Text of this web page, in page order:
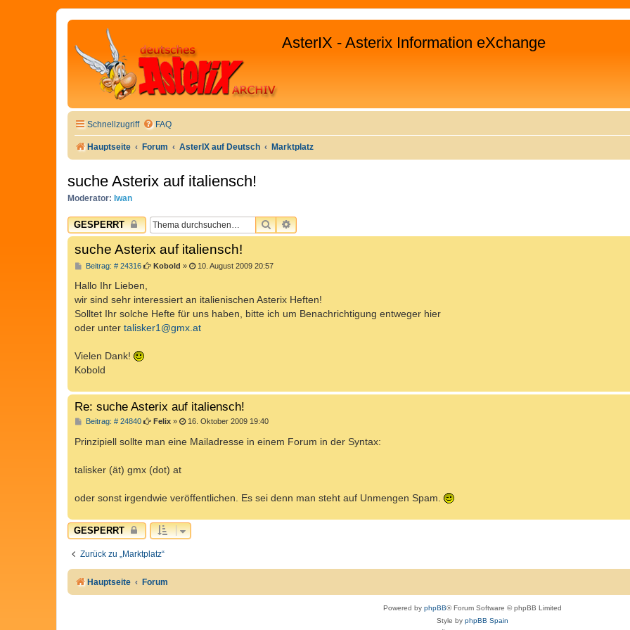
AsterIX - Asterix Information eXchange
Schnellzugriff FAQ
Hauptseite Forum AsterIX auf Deutsch Marktplatz
suche Asterix auf italiensch!
Moderator: Iwan
GESPERRT SUCHEERWEITERTE SUCHE
suche Asterix auf italiensch!
Beitrag: # 24316B
i
r
a
g
Kobold » 10. August 2009 20:57
Hallo Ihr Lieben,
wir sind sehr interessiert an italienischen Asterix Heften!
Solltet Ihr solche Hefte für uns haben, bitte ich um Benachrichtigung entweger hier
oder unter talisker1@gmx.at
Vielen Dank!
Kobold
Re: suche Asterix auf italiensch!
Beitrag: # 24840B
i
g
Felix» 16. Oktober 2009 19:40
Prinzipiell sollte man eine Mailadresse in einem Forum in der Syntax:
talisker (ät) gmx (dot) at
oder sonst irgendwie veröffentlichen. Es sei denn man steht auf Unmengen Spam.
GESPERRT
Zurück zu „Marktplatz“
Hauptseite Forum
Powered by phpBB® Forum Software © phpBB Limited
Style by phpBB Spain